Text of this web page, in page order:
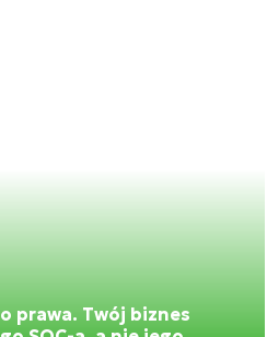
prawa. Twój biznes